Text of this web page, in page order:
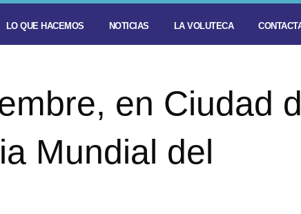
LO QUE HACEMOS NOTICIAS LA VOLUTECA
en Ciudad
Mundial del